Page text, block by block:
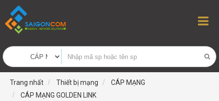
Trang nhất Thiết bị mạng
CÁP MẠNG
CÁP MẠNG GOLDEN LINK